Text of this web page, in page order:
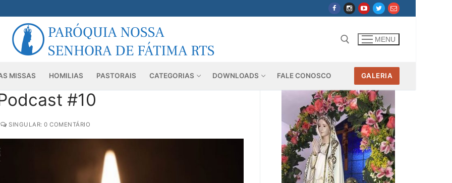
Pesquisar por:
MENU
MISSAS HOMILIAS PASTORAIS CATEGORIAS DOWNLOADS FALE CONOSCO GALERIA
#10
SINGULAR: 0 COMENTÁRIO